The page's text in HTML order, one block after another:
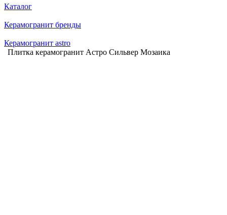
Каталог
Керамогранит бренды
Керамогранит astro
Плитка керамогранит Астро Сильвер Мозаика